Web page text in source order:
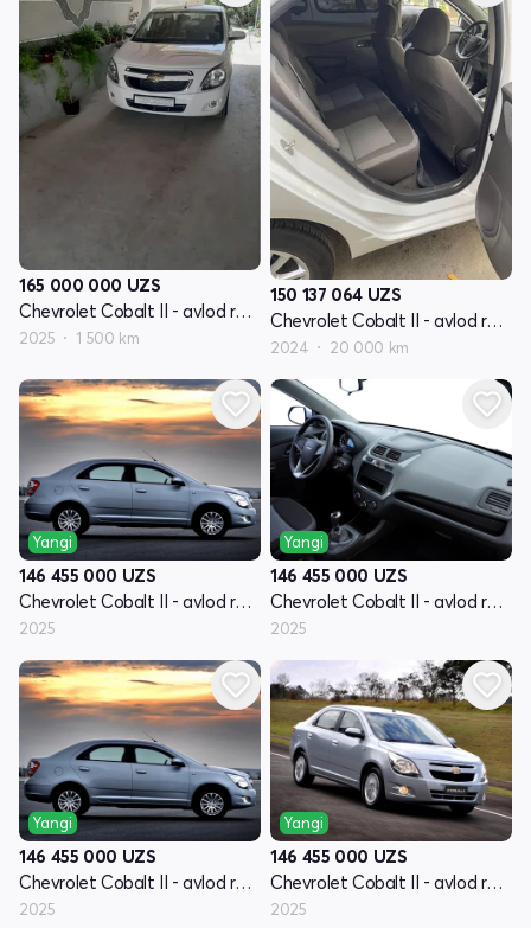
165 000 000 UZS
Chevrolet Cobalt II - avlod restyling
2025 1 500 km
150 137 064 UZS
Chevrolet Cobalt II - avlod restyling
2024 20 000 km
Yangi
146 455 000 UZS
Chevrolet Cobalt II - avlod restyling
2025
Yangi
146 455 000 UZS
Chevrolet Cobalt II - avlod restyling
2025
Yangi
146 455 000 UZS
Chevrolet Cobalt II - avlod restyling
2025
Yangi
146 455 000 UZS
Chevrolet Cobalt II - avlod restyling
2025